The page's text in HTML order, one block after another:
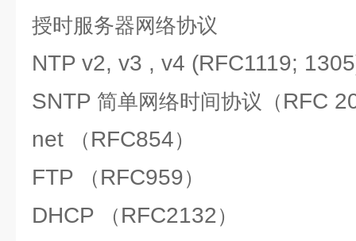
授时服务器网络协议
NTP v2, v3 , v4 (RFC1119;
SNTP 简单网络时间协议（ RFC
net
（ RFC854）
FTP （ RFC959）
DHCP （ RFC2132）